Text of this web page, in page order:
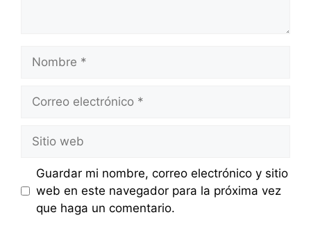
Nombre
Correo
Sitio
web
Guardar mi nombre, correo electrónico y sitio
web en este navegador para la próxima vez
que haga un comentario.